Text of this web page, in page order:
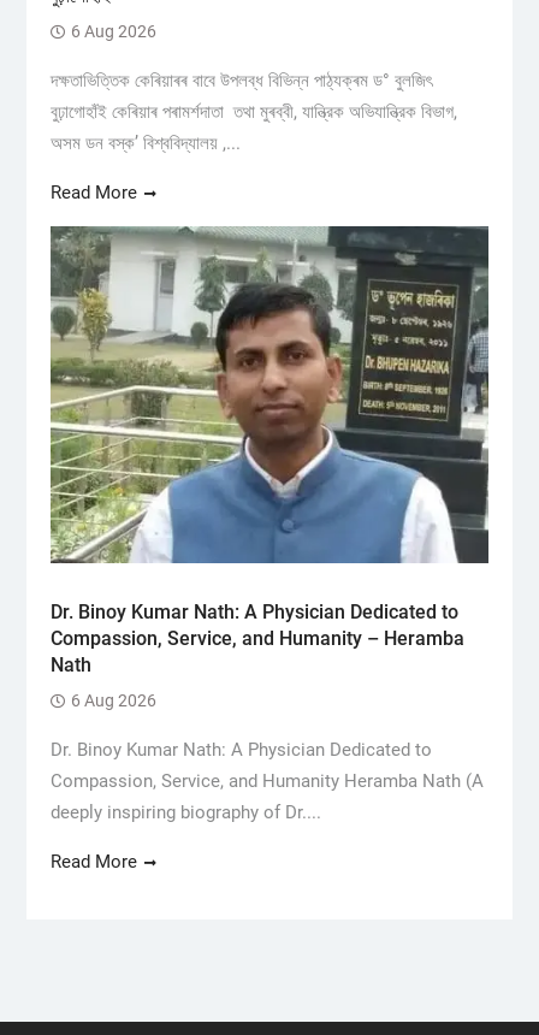
6 Aug 2026
দক্ষতাভিত্তিক কেৰিয়াৰৰ বাবে উপলব্ধ বিভিন্ন পাঠ্যক্ৰম ড° বুলজিৎ
বুঢ়াগোহাঁই কেৰিয়াৰ পৰামৰ্শদাতা তথা মুৰব্বী, যান্ত্রিক অভিযান্ত্রিক বিভাগ,
অসম ডন বস্ক’ বিশ্ববিদ্যালয় ,...
Read More
Dr. Binoy Kumar Nath: A Physician Dedicated to
Compassion, Service, and Humanity – Heramba
Nath
6 Aug 2026
Dr. Binoy Kumar Nath: A Physician Dedicated to
Compassion, Service, and Humanity Heramba Nath (A
deeply inspiring biography of Dr....
Read More